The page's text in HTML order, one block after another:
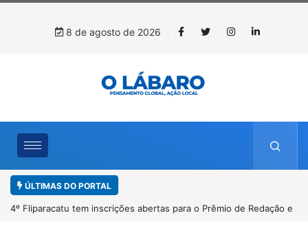
8 de agosto de 2026
ÚLTIMAS DO PORTAL
4º Fliparacatu tem inscrições abertas para o Prêmio de Redação e